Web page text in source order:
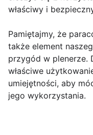
właściwy i
Pamiętajmy, że
także element
przygód w plenerze.
właściwe
umiejętności, aby
jego wykorzystania.